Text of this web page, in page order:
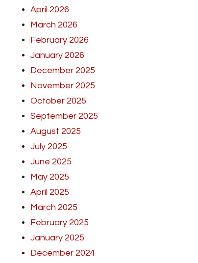
April 2026
March 2026
February 2026
January 2026
December 2025
November 2025
October 2025
September 2025
August 2025
July 2025
June 2025
May 2025
April 2025
March 2025
February 2025
January 2025
December 2024